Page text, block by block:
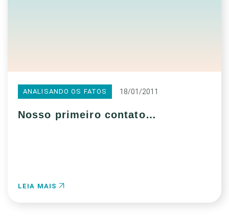
ANALISANDO OS FATOS 18/01/2011
Nosso primeiro contato…
LEIA MAIS